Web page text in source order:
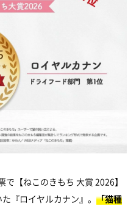
で【ねこのきもち 大賞 2026】
『ロイヤルカナン』。 「猫種